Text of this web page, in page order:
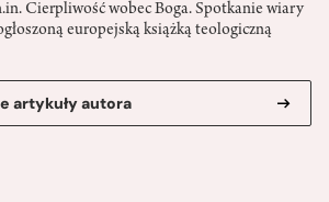
Cierpliwość wobec Boga. Spotkanie wiary
europejską książką teologiczną
artykuły autora